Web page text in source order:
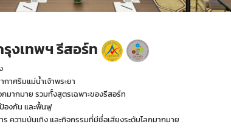
รุงเทพฯ รีสอร์ท
าศริมแม่น้ำเจ้าพระยา
มากมาย รวมทั้งสูตรเฉพาะของรีสอร์ท
องกัน และฟื้นฟู
ความบันเทิง และกิจกรรมที่มีชื่อเสียงระดับโลกมากมาย